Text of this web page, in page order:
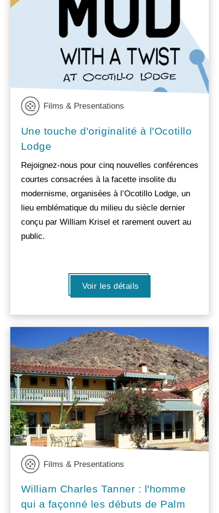
Films & Presentations
Une touche d'originalité à l'Ocotillo
Lodge
Rejoignez-nous pour cinq nouvelles conférences
courtes consacrées à la facette insolite du
modernisme, organisées à l’Ocotillo Lodge, un
lieu emblématique du milieu du siècle dernier
conçu par William Krisel et rarement ouvert au
public.
Voir les détails
Films & Presentations
William Charles Tanner : l'homme
qui a façonné les débuts de Palm